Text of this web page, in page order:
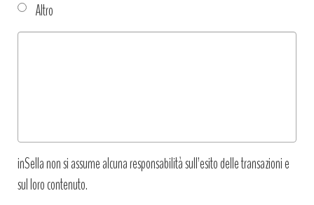
Altro
Tipo
inSella non si assume alcuna responsabilità sull’esito delle transazioni e
sul loro contenuto.